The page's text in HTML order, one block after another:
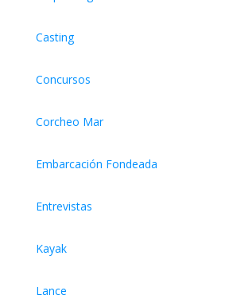
Casting
Concursos
Corcheo Mar
Embarcación Fondeada
Entrevistas
Kayak
Lance